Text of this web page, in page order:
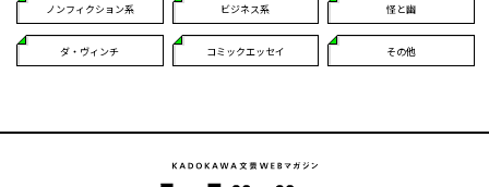
ノンフィクション系 ビジネス系 怪と幽
ダ・ヴィンチ コミックエッセイ その他